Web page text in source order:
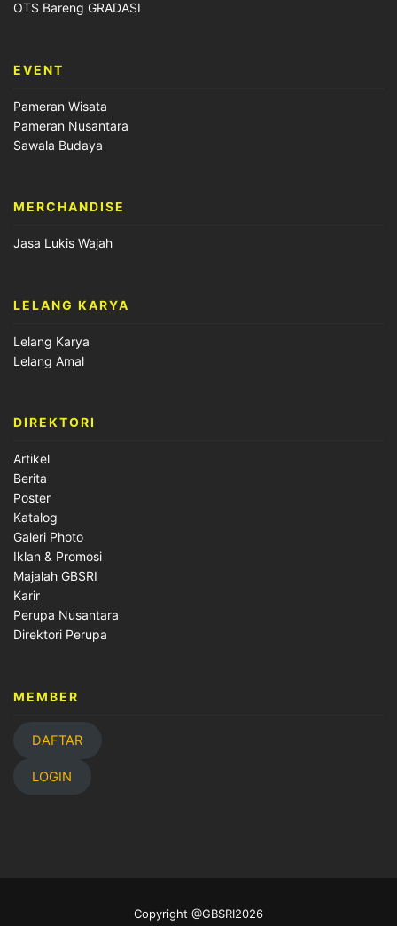
OTS Bareng GRADASI
EVENT
Pameran Wisata
Pameran Nusantara
Sawala Budaya
MERCHANDISE
Jasa Lukis Wajah
LELANG KARYA
Lelang Karya
Lelang Amal
DIREKTORI
Artikel
Berita
Poster
Katalog
Galeri Photo
Iklan & Promosi
Majalah GBSRI
Karir
Perupa Nusantara
Direktori Perupa
MEMBER
DAFTAR
LOGIN
Copyright @GBSRI2026